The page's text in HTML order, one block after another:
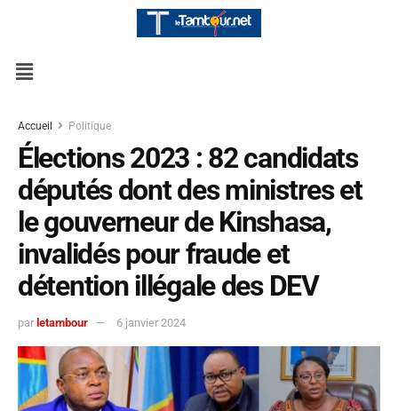
Accueil Politique
Élections 2023 : 82 candidats
députés dont des ministres et
le gouverneur de Kinshasa,
invalidés pour fraude et
détention illégale des DEV
par letambour 6 janvier 2024